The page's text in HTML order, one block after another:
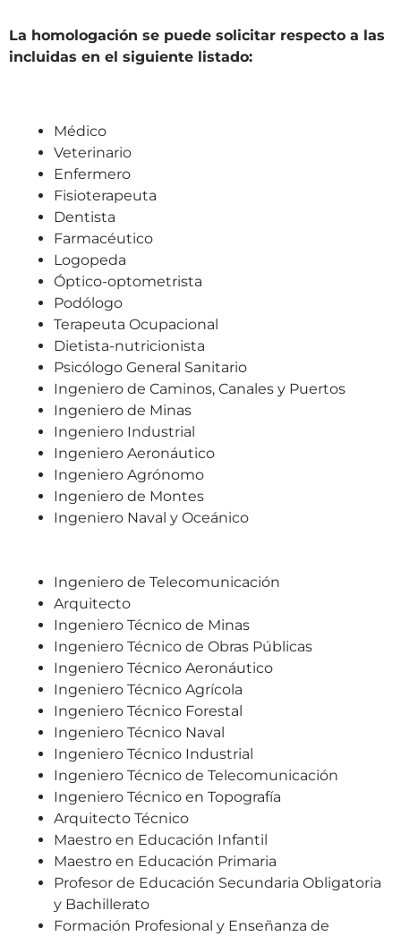
La homologación se puede solicitar respecto a las
incluidas en el siguiente listado:
Médico
Veterinario
Enfermero
Fisioterapeuta
Dentista
Farmacéutico
Logopeda
Óptico-optometrista
Podólogo
Terapeuta Ocupacional
Dietista-nutricionista
Psicólogo General Sanitario
Ingeniero de Caminos, Canales y Puertos
Ingeniero de Minas
Ingeniero Industrial
Ingeniero Aeronáutico
Ingeniero Agrónomo
Ingeniero de Montes
Ingeniero Naval y Oceánico
Ingeniero de Telecomunicación
Arquitecto
Ingeniero Técnico de Minas
Ingeniero Técnico de Obras Públicas
Ingeniero Técnico Aeronáutico
Ingeniero Técnico Agrícola
Ingeniero Técnico Forestal
Ingeniero Técnico Naval
Ingeniero Técnico Industrial
Ingeniero Técnico de Telecomunicación
Ingeniero Técnico en Topografía
Arquitecto Técnico
Maestro en Educación Infantil
Maestro en Educación Primaria
Profesor de Educación Secundaria Obligatoria
y Bachillerato
Formación Profesional y Enseñanza de